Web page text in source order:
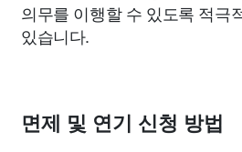
의무를 이행할 수 있도록 적극
있습니다.
면제 및 연기 신청 방법